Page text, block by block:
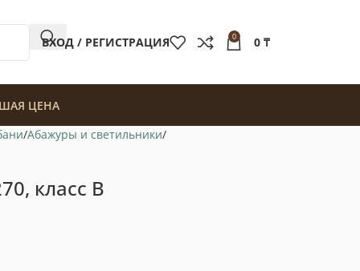
ВХОД / РЕГИСТРАЦИЯ 0 0 ₸
ЦЕНА
Абажуры и светильники
класс В